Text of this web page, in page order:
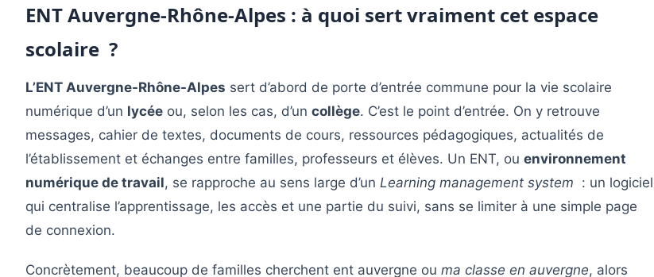
ENT Auvergne-Rhône-Alpes : à quoi sert vraiment cet espace
scolaire ?
L’ENT Auvergne-Rhône-Alpes sert d’abord de porte d’entrée commune pour la vie scolaire
numérique d’un lycée ou, selon les cas, d’un collège. C’est le point d’entrée. On y retrouve
messages, cahier de textes, documents de cours, ressources pédagogiques, actualités de
l’établissement et échanges entre familles, professeurs et élèves. Un ENT, ou environnement
numérique de travail, se rapproche au sens large d’un Learning management system : un logiciel
qui centralise l’apprentissage, les accès et une partie du suivi, sans se limiter à une simple page
de connexion.
Concrètement, beaucoup de familles cherchent ent auvergne ou ma classe en auvergne, alors